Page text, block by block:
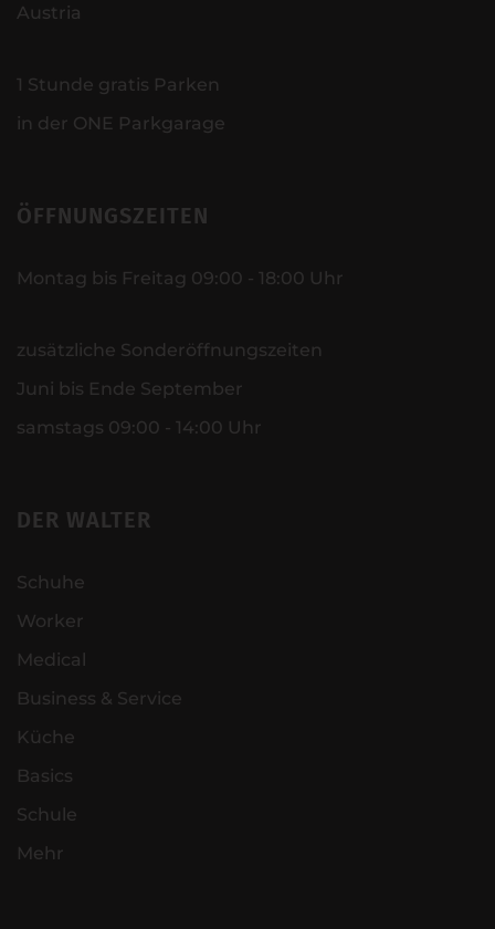
Austria
1 Stunde gratis Parken
in der ONE Parkgarage
ÖFFNUNGSZEITEN
Montag bis Freitag 09:00 - 18:00 Uhr
zusätzliche Sonderöffnungszeiten
Juni bis Ende September
samstags 09:00 - 14:00 Uhr
DER WALTER
Schuhe
Worker
Medical
Business & Service
Küche
Basics
Schule
Mehr